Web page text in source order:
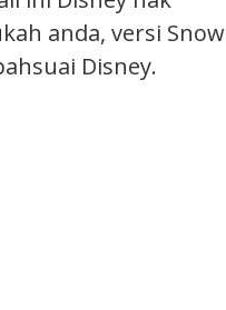
anda, versi Snow
Disney.